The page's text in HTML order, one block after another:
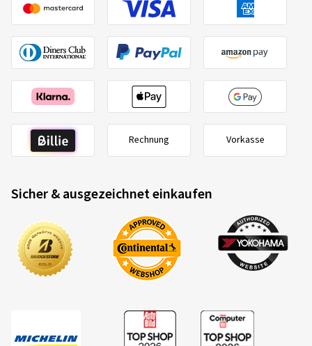
Rechnung Vorkasse
Sicher & ausgezeichnet einkaufen